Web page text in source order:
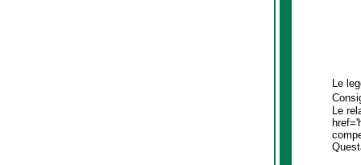
Le
Le